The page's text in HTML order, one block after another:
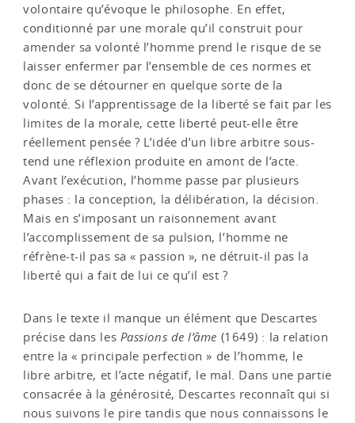
volontaire qu’évoque le philosophe. En effet,
conditionné par une morale qu’il construit pour
amender sa volonté l’homme prend le risque de se
laisser enfermer par l’ensemble de ces normes et
donc de se détourner en quelque sorte de la
volonté. Si l’apprentissage de la liberté se fait par les
limites de la morale, cette liberté peut-elle être
réellement pensée ? L’idée d’un libre arbitre sous-
tend une réflexion produite en amont de l’acte.
Avant l’exécution, l’homme passe par plusieurs
phases : la conception, la délibération, la décision.
Mais en s’imposant un raisonnement avant
l’accomplissement de sa pulsion, l’homme ne
réfrène-t-il pas sa « passion », ne détruit-il pas la
liberté qui a fait de lui ce qu’il est ?
Dans le texte il manque un élément que Descartes
précise dans les Passions de l’âme (1649) : la relation
entre la « principale perfection » de l’homme, le
libre arbitre, et l’acte négatif, le mal. Dans une partie
consacrée à la générosité, Descartes reconnaît qui si
nous suivons le pire tandis que nous connaissons le